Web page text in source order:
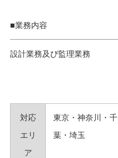
■業務内容
設計業務及び監理業務
対応
エリ
ア
東京・神奈川・千
葉・埼玉